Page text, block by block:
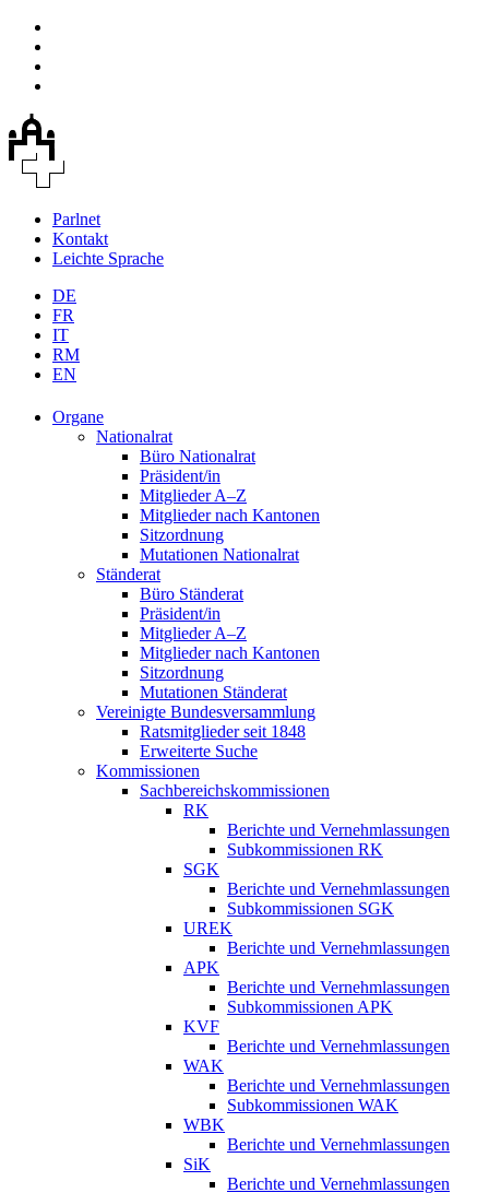
Parlnet
Kontakt
Leichte Sprache
DE
FR
IT
RM
EN
Organe
Nationalrat
Büro Nationalrat
Präsident/in
Mitglieder A–Z
Mitglieder nach Kantonen
Sitzordnung
Mutationen Nationalrat
Ständerat
Büro Ständerat
Präsident/in
Mitglieder A–Z
Mitglieder nach Kantonen
Sitzordnung
Mutationen Ständerat
Vereinigte Bundesversammlung
Ratsmitglieder seit 1848
Erweiterte Suche
Kommissionen
Sachbereichskommissionen
RK
Berichte und Vernehmlassungen
Subkommissionen RK
SGK
Berichte und Vernehmlassungen
Subkommissionen SGK
UREK
Berichte und Vernehmlassungen
APK
Berichte und Vernehmlassungen
Subkommissionen APK
KVF
Berichte und Vernehmlassungen
WAK
Berichte und Vernehmlassungen
Subkommissionen WAK
WBK
Berichte und Vernehmlassungen
SiK
Berichte und Vernehmlassungen